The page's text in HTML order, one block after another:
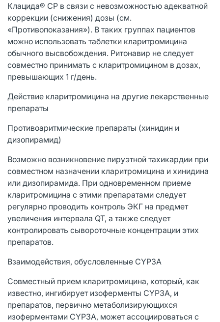
Клацида® СР в связи с невозможностью адекватной
коррекции (снижения) дозы (см.
«Противопоказания»). В таких группах пациентов
можно использовать таблетки кларитромицина
обычного высвобождения. Ритонавир не следует
совместно принимать с кларитромицином в дозах,
превышающих 1 г/день.
Действие кларитромицина на другие лекарственные
препараты
Противоаритмические препараты (хинидин и
дизопирамид)
Возможно возникновение пируэтной тахикардии при
совместном назначении кларитромицина и хинидина
или дизопирамида. При одновременном приеме
кларитромицина с этими препаратами следует
регулярно проводить контроль ЭКГ на предмет
увеличения интервала QT, а также следует
контролировать сывороточные концентрации этих
препаратов.
Взаимодействия, обусловленные CYP3A
Совместный прием кларитромицина, который, как
известно, ингибирует изоферменты CYP3A, и
препаратов, первично метаболизирующихся
изоферментами CYP3A, может ассоциироваться с